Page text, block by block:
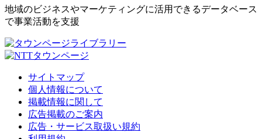
地域のビジネスやマーケティングに活用できるデータベース
で事業活動を支援
サイトマップ
個人情報について
掲載情報に関して
広告掲載のご案内
広告・サービス取扱い規約